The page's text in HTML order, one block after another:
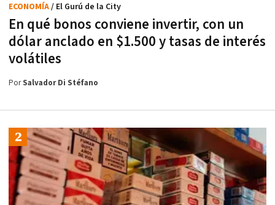
En qué bonos conviene invertir, con un
dólar anclado en $1.500 y tasas de interés
volátiles
ECONOMÍA/ El Gurú de la City
PorSalvador Di Stéfano